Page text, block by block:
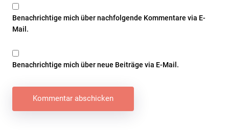
Benachrichtige mich über nachfolgende Kommentare via E-
Mail.
Benachrichtige mich über neue Beiträge via E-Mail.